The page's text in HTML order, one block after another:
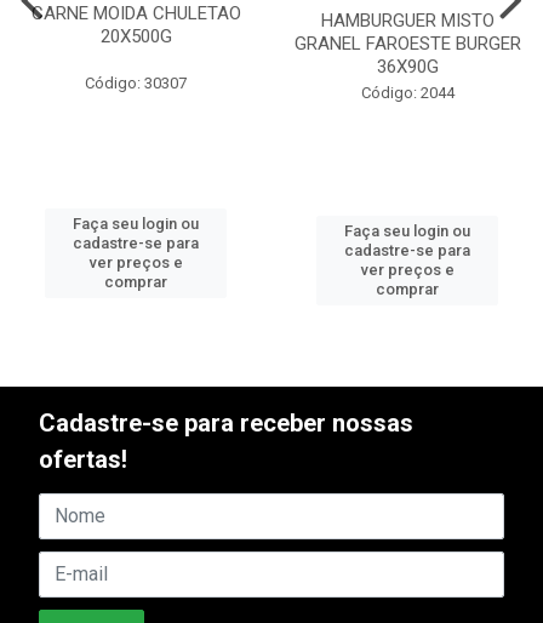
CARNE MOIDA CHULETAO
20X500G
Código: 30307
Faça seu login ou
cadastre-se para
ver preços e
comprar
HAMBURGUER MISTO
GRANEL FAROESTE BURGER
36X90G
Código: 2044
Faça seu login ou
cadastre-se para
ver preços e
comprar
Cadastre-se para receber nossas
ofertas!